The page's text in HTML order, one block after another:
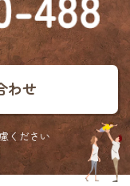
わせ
ください